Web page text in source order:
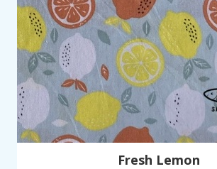
Fresh Lemon